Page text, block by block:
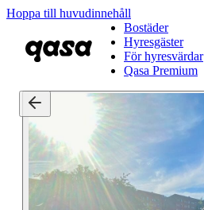
Hoppa till huvudinnehåll
Bostäder
Hyresgäster
För hyresvärdar
Qasa Premium